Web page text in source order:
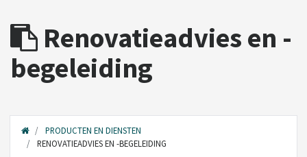
Renovatieadvies en -
begeleiding
PRODUCTEN EN DIENSTEN
RENOVATIEADVIES EN -BEGELEIDING